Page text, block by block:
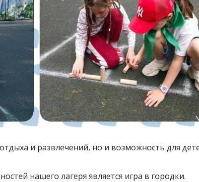
и развлечений, но и возможность для
нашего лагеря является игра в городки.